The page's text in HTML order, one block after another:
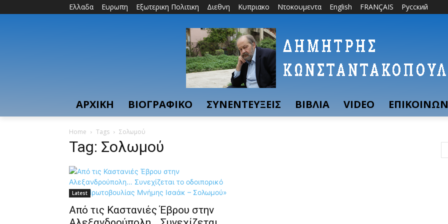
Ελλαδα Ευρωπη Εξωτερικη Πολιτικη Διεθνη Κυπριακο Ντοκουμεντα English FRANÇAIS Русский
ΑΡΧΙΚΗ ΒΙΟΓΡΑΦΙΚΟ ΣΥΝΕΝΤΕΥΞΕΙΣ ΒΙΒΛΙΑ VIDEO
Home Tags Σολωμού
Tag: Σολωμού
Latest
Από τις Καστανιές Έβρου στην